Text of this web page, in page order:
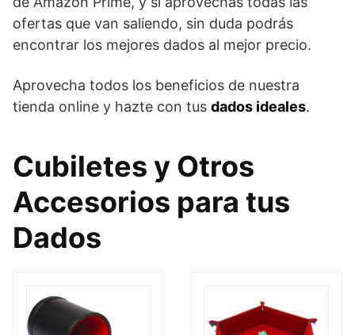
ofertas que van saliendo, sin duda podrás
encontrar los mejores dados al mejor precio.
Aprovecha todos los beneficios de nuestra
tienda online y hazte con tus dados ideales.
Cubiletes y Otros
Accesorios para tus
Dados